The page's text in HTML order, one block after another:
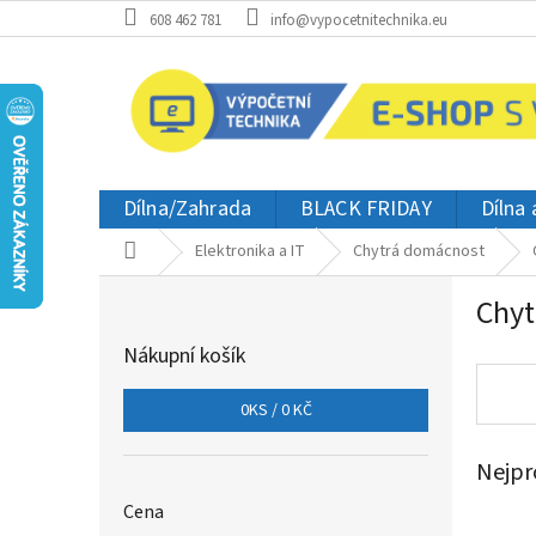
na
608 462 781 info@vypocetnitechnika.eu
Dílna/Zahrada BLACK FRIDAY Dílna
Domů Elektronika a IT Chytrá domácnost
Nákupní košík
0KS /0 KČ
Cena